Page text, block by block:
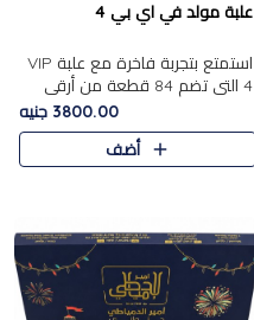
علبة مولد في اي بي 4
استمتع بتجربة فاخرة مع علبة VIP
4 التي تضم 84 قطعة من أرقى
حلويات المولد الشرقية، في تشكيلة
غنية تجمع بين الحلويات التقليدية
والمكسرات الفاخرة. تحتوي العلبة
3800.00 جنيه
أضف